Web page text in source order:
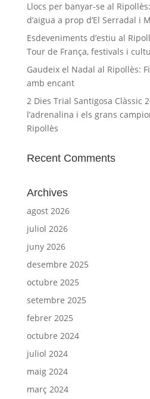
Llocs per banyar-se al
d’aigua a prop d’El Serradal i
Esdeveniments d’estiu al
Tour de França, festivals i
Gaudeix el Nadal al Ripollès:
amb encant
2 Dies Trial Santigosa Clàssic
l’adrenalina i els grans
Ripollès
Recent Comments
Archives
agost 2026
juliol 2026
juny 2026
desembre 2025
octubre 2025
setembre 2025
febrer 2025
octubre 2024
juliol 2024
maig 2024
març 2024